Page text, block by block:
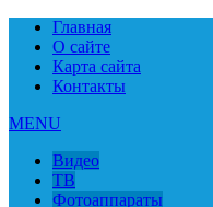
Главная
О сайте
Карта сайта
Контакты
MENU
Видео
ТВ
Фотоаппараты